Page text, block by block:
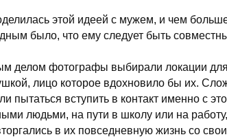
этой идеей с мужем, и чем
было, что ему следует быть
делом фотографы выбирали локации
лицо которое вдохновило бы их.
пытаться вступить в контакт именно с
людьми, на пути в школу или на
в их повседневную жизнь со